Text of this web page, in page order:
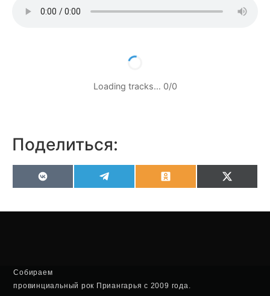
Loading tracks… 0/0
Поделиться:
VK OdnoklassnikiX
Собираем
провинциальный рок Приангарья с 2009 года.